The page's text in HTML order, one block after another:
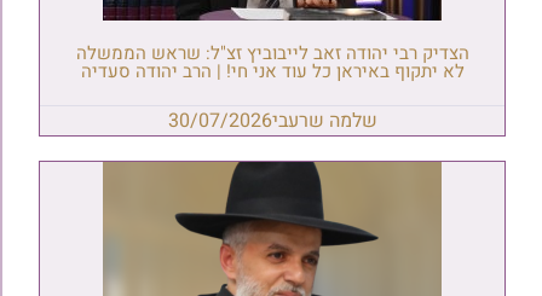
הצדיק רבי יהודה זאב לייבוביץ זצ"ל: שראש הממשלה
לא יתקוף באיראן כל עוד אני חי! | הרב יהודה סעדיה
שלמה שרעבי30/07/2026